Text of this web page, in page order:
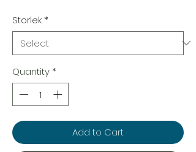
Storlek*
Quantity*
Add to Cart